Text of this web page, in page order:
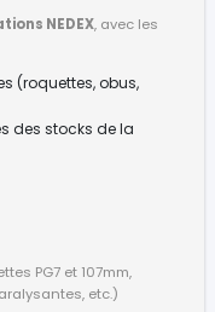
NEDEX, avec les
(roquettes, obus,
des stocks de la
PG7 et 107mm,
etc.)